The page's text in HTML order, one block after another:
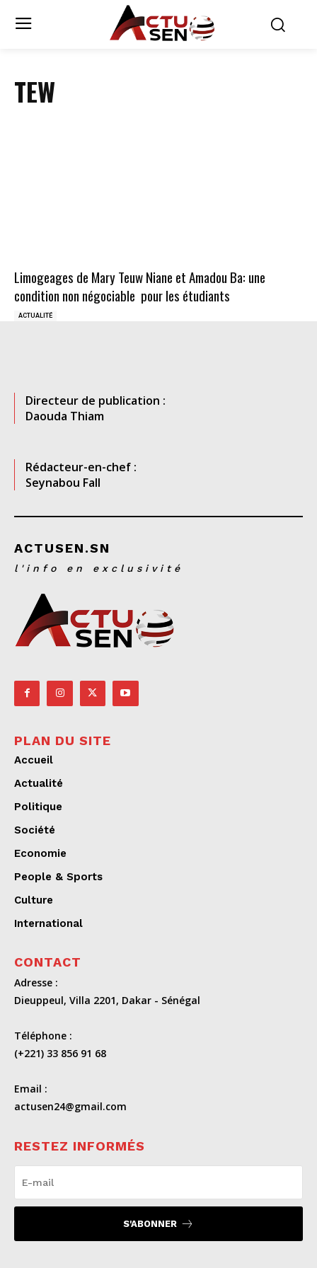
TEW
Limogeages de Mary Teuw Niane et Amadou Ba: une
condition non négociable pour les étudiants
ACTUALITÉ
Directeur de publication :
Daouda Thiam
Rédacteur-en-chef :
Seynabou Fall
ACTUSEN.SN
l'info en exclusivité
PLAN DU SITE
Accueil
Actualité
Politique
Société
Economie
People & Sports
Culture
International
CONTACT
Adresse :
Dieuppeul, Villa 2201, Dakar - Sénégal
Téléphone :
(+221) 33 856 91 68
Email :
actusen24@gmail.com
RESTEZ INFORMÉS
S'ABONNER